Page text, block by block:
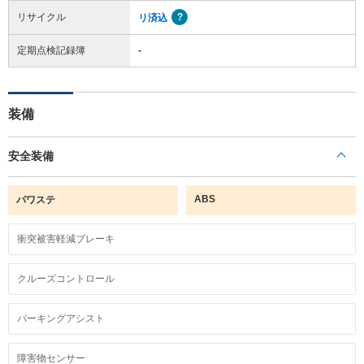
リサイクル リ済込
定期点検記録簿 -
装備
安全装備
パワステ ABS
衝突被害軽減ブレーキ
クルーズコントロール
パーキングアシスト
障害物センサー